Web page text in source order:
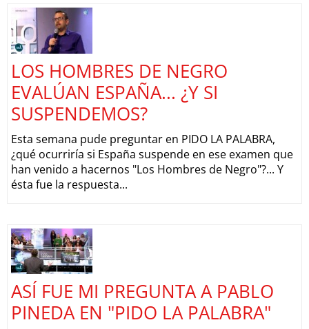
LOS HOMBRES DE NEGRO
EVALÚAN ESPAÑA... ¿Y SI
SUSPENDEMOS?
Esta semana pude preguntar en PIDO LA PALABRA,
¿qué ocurriría si España suspende en ese examen que
han venido a hacernos "Los Hombres de Negro"?... Y
ésta fue la respuesta...
ASÍ FUE MI PREGUNTA A PABLO
PINEDA EN "PIDO LA PALABRA"